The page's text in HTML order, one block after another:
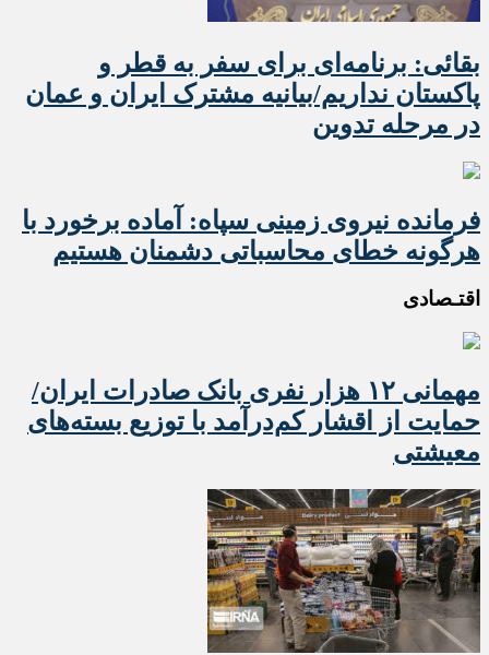
بقائی: برنامه‌ای برای سفر به قطر و
پاکستان نداریم/بیانیه مشترک ایران و عمان
در مرحله تدوین
فرمانده نیروی زمینی سپاه: آماده برخورد با
هرگونه خطای محاسباتی دشمنان هستیم
اقتـصادی
مهمانی ۱۲ هزار نفری بانک صادرات ایران/
حمایت از اقشار کم‌درآمد با توزیع بسته‌های
معیشتی